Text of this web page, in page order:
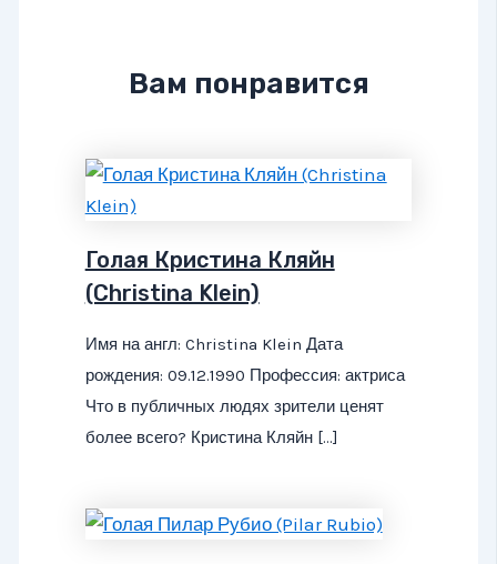
Вам понравится
Голая Кристина Кляйн
(Christina Klein)
Имя на англ: Christina Klein Дата
рождения: 09.12.1990 Профессия: актриса
Что в публичных людях зрители ценят
более всего? Кристина Кляйн […]